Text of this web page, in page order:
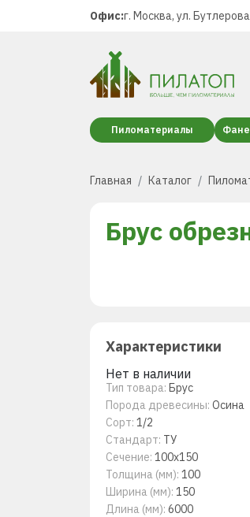
Офис:г. Москва, ул.
Пиломатериалы
Главная Каталог
Брус
Характеристики
Нет в наличии
Тип товара: Брус
Порода древесины: Осина
Сорт: 1/2
Стандарт: ТУ
Сечение: 100х150
Толщина (мм): 100
Ширина (мм): 150
Длина (мм): 6000